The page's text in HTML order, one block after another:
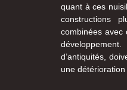
quant à ces
constructions
combinées avec
d’antiquités,
une